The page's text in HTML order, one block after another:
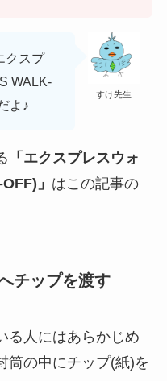
すけ先生
クスプ
WALK-
よ♪
「エクスプレスウォ
」 はこの記事の
チップを渡す
る人にはあらかじめ
筒の中にチップ(紙)を